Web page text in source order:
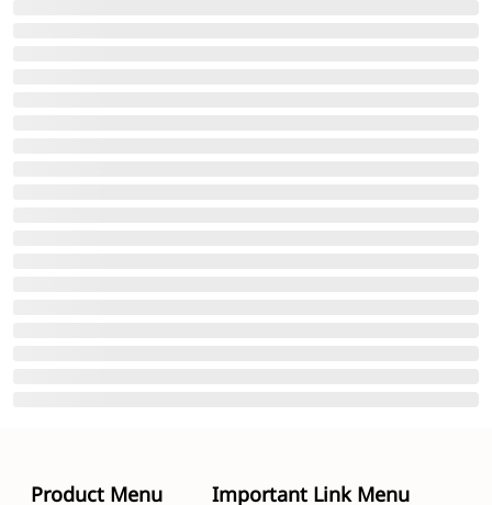
Product Menu Important Link Menu